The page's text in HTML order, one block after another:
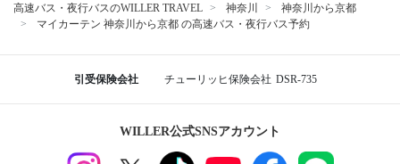
高速バス・夜行バスのWILLER TRAVEL 神奈川
神奈川から京都
マイカーテン 神奈川から京都 の高速バス・夜行バス予約
引受保険会社 チューリッヒ保険会社 DSR-735
WILLER公式SNSアカウント